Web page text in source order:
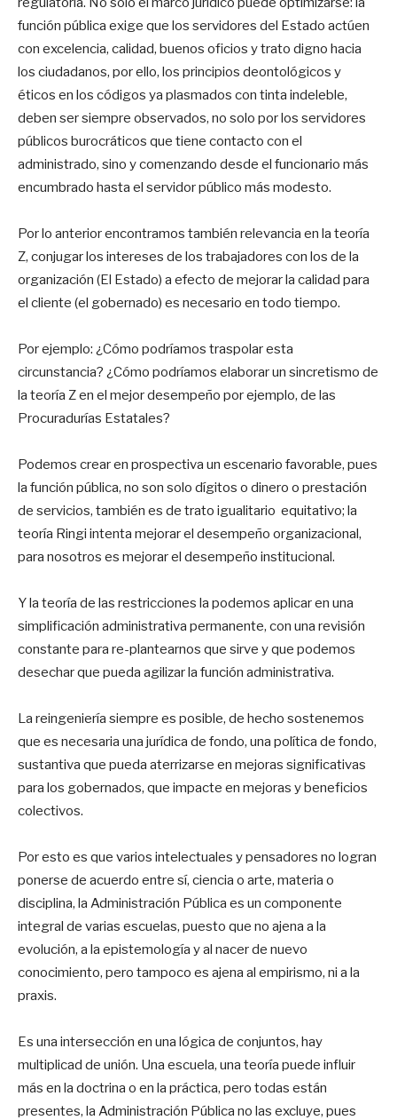
función pública exige que los servidores del Estado actúen
con excelencia, calidad, buenos oficios y trato digno hacia
los ciudadanos, por ello, los principios deontológicos y
éticos en los códigos ya plasmados con tinta indeleble,
deben ser siempre observados, no solo por los servidores
públicos burocráticos que tiene contacto con el
administrado, sino y comenzando desde el funcionario más
encumbrado hasta el servidor público más modesto.
Por lo anterior encontramos también relevancia en la teoría
Z, conjugar los intereses de los trabajadores con los de la
organización (El Estado) a efecto de mejorar la calidad para
el cliente (el gobernado) es necesario en todo tiempo.
Por ejemplo: ¿Cómo podríamos traspolar esta
circunstancia? ¿Cómo podríamos elaborar un sincretismo de
la teoría Z en el mejor desempeño por ejemplo, de las
Procuradurías Estatales?
Podemos crear en prospectiva un escenario favorable, pues
la función pública, no son solo dígitos o dinero o prestación
de servicios, también es de trato igualitario equitativo; la
teoría Ringi intenta mejorar el desempeño organizacional,
para nosotros es mejorar el desempeño institucional.
Y la teoría de las restricciones la podemos aplicar en una
simplificación administrativa permanente, con una revisión
constante para re-plantearnos que sirve y que podemos
desechar que pueda agilizar la función administrativa.
La reingeniería siempre es posible, de hecho sostenemos
que es necesaria una jurídica de fondo, una política de fondo,
sustantiva que pueda aterrizarse en mejoras significativas
para los gobernados, que impacte en mejoras y beneficios
colectivos.
Por esto es que varios intelectuales y pensadores no logran
ponerse de acuerdo entre sí, ciencia o arte, materia o
disciplina, la Administración Pública es un componente
integral de varias escuelas, puesto que no ajena a la
evolución, a la epistemología y al nacer de nuevo
conocimiento, pero tampoco es ajena al empirismo, ni a la
praxis.
Es una intersección en una lógica de conjuntos, hay
multiplicad de unión. Una escuela, una teoría puede influir
más en la doctrina o en la práctica, pero todas están
presentes, la Administración Pública no las excluye, pues